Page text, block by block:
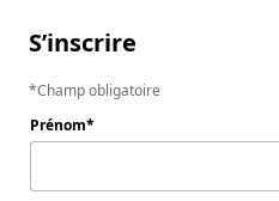
S’inscrire
Champ obligatoire
Prénom